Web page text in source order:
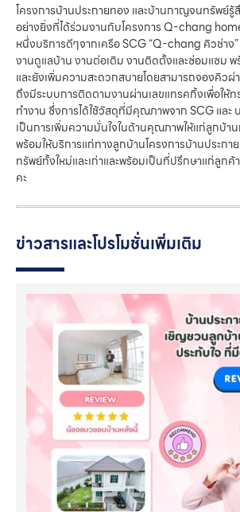
โครงการบ้านประกายทอง และบ้านกาญจนทรัพย์รู้
อย่างยิ่งที่ได้ร่วมงานกับโครงการ Q-chang
หนึ่งบริการดีๆจากเครือ SCG “Q-chang คิวช่า
งานดูแลบ้าน งานต่อเติม งานติดตั้งและซ่อมแซม
และยังเพิ่มความสะดวกสบายโดยสามารถจองคิวผ่
ถึงมีระบบการติดตามงานผ่านเลขแทรคกิ้งเพื่อให้ท
ทำงาน ซึ่งการได้ใช้วัสดุที่มีคุณภาพจาก SCG และ
เป็นการเพิ่มความมั่นใจในด้านคุณภาพให้แก่ลูกบ้า
พร้อมให้บริการแก่ทางลูกบ้านโครงการบ้านประก
ทรัพย์ทั้งใหม่และเก่าและพร้อมเป็นที่ปรึกษาแก่ลูก
คะ
ข่าวสารและโปรโมชั่นเพิ่มเติม